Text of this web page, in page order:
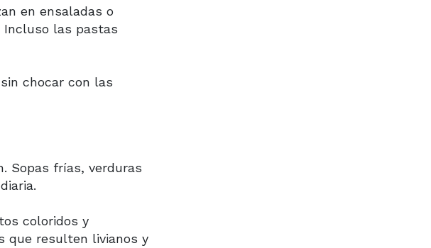
en ensaladas o
Incluso las pastas
chocar con las
Sopas frías, verduras
coloridos y
que resulten livianos y